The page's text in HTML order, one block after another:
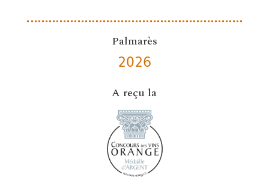
Palmarès
2026
A reçu la